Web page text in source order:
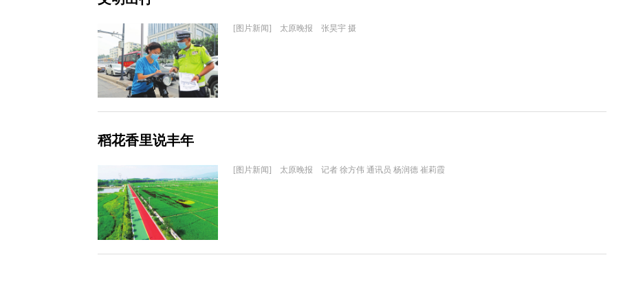
[图片新闻] 太原晚报 张昊宇 摄
稻花香里说丰年
[图片新闻] 太原晚报 记者 徐方伟 通讯员 杨润德 崔莉霞